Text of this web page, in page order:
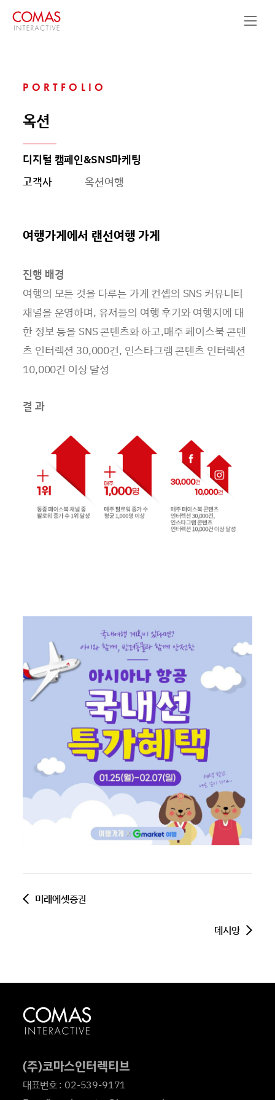
PORTFOLIO
옥션
디지털 캠페인&SNS마케팅
고객사
옥션여행
여행가게에서 랜선여행 가게
진행 배경
여행의 모든 것을 다루는 가게 컨셉의 SNS 커뮤니티
채널을 운영하며, 유저들의 여행 후기와 여행지에 대
한 정보 등을 SNS 콘텐츠화 하고,매주 페이스북 콘텐
츠 인터렉션 30,000건, 인스타그램 콘텐츠 인터렉션
10,000건 이상 달성
결 과
미래에셋증권
데시앙
(주)코마스인터렉티브
대표번호 : 02-539-9171